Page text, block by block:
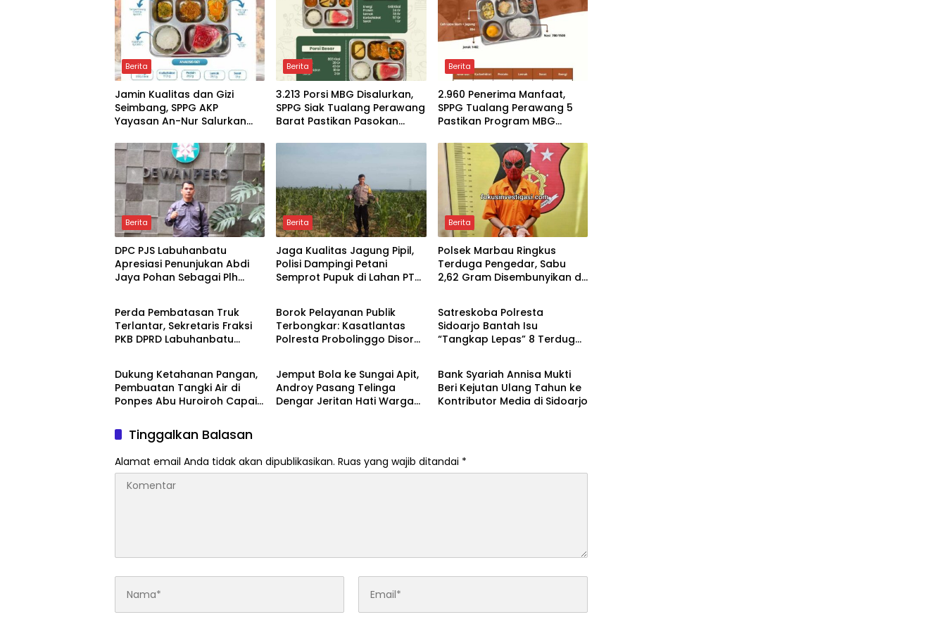
Berita
Jamin Kualitas dan Gizi
Seimbang, SPPG AKP
Yayasan An-Nur Salurkan
Perawang
Berita
3.213 Porsi MBG Disalurkan,
SPPG Siak Tualang Perawang
Barat Pastikan Pasokan
Gizi
Berita
2.960 Penerima Manfaat,
SPPG Tualang Perawang 5
Pastikan Program MBG
Berita
DPC PJS Labuhanbatu
Apresiasi Penunjukan Abdi
Jaya Pohan Sebagai Plh
Berita
Jaga Kualitas Jagung Pipil,
Polisi Dampingi Petani
Semprot Pupuk di Lahan PT
Berita
Polsek Marbau Ringkus
Terduga Pengedar, Sabu
2,62 Gram Disembunyikan di
Berita
Perda Pembatasan Truk
Terlantar, Sekretaris Fraksi
PKB DPRD Labuhanbatu
Berita
Borok Pelayanan Publik
Terbongkar: Kasatlantas
Polresta Probolinggo Disorot
Berita
Satreskoba Polresta
Sidoarjo Bantah Isu
“Tangkap Lepas” 8 Terduga
Tidak Benar
Berita
Dukung Ketahanan Pangan,
Pembuatan Tangki Air di
Ponpes Abu Huroiroh Capai
Berita
Jemput Bola ke Sungai Apit,
Androy Pasang Telinga
Dengar Jeritan Hati Warga
Berita
Bank Syariah Annisa Mukti
Beri Kejutan Ulang Tahun ke
Kontributor Media di Sidoarjo
Tinggalkan Balasan
Alamat email Anda tidak akan dipublikasikan. Ruas yang wajib ditandai *